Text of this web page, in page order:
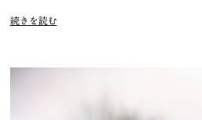
続きを読む